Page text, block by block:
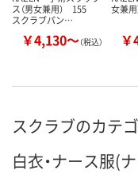
ス（男女兼用） 155
スクラブパン…
￥4,130～（税込）
女兼
￥
スクラブのカテ
白衣・ナース服(